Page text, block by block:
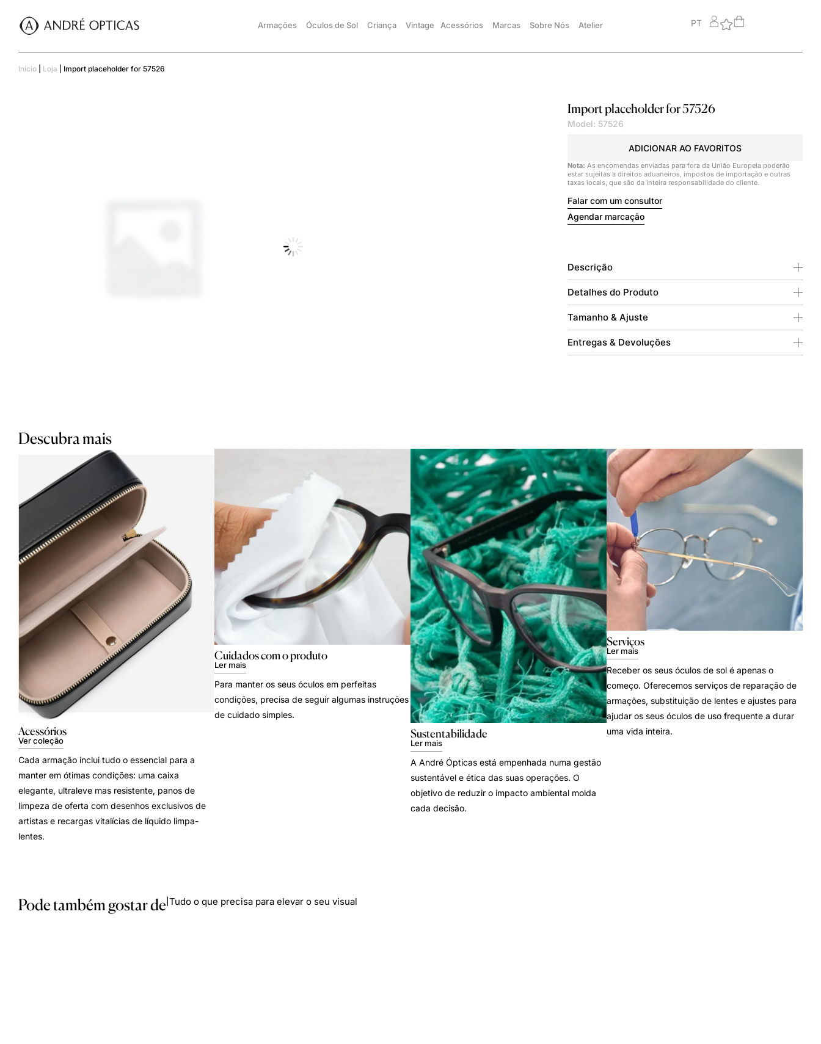
Armações Óculos de Sol Criança Vintage Acessórios Marcas Sobre Nós Atelier PT
Início Loja Import placeholder for 57526
Import placeholder for 57526
Model: 57526
ADICIONAR AO FAVORITOS
Nota: As encomendas enviadas para fora da União Europeia poderão
estar sujeitas a direitos aduaneiros, impostos de importação e outras
taxas locais, que são da inteira responsabilidade do cliente.
Falar com um consultor
Agendar marcação
Descrição
Detalhes do Produto
Tamanho & Ajuste
Entregas & Devoluções
Descubra mais
Acessórios
Ver coleção
Cada armação inclui tudo o essencial para a
manter em ótimas condições: uma caixa
elegante, ultraleve mas resistente, panos de
limpeza de oferta com desenhos exclusivos de
artistas e recargas vitalícias de líquido limpa-
lentes.
Cuidados com o produto
Ler mais
Para manter os seus óculos em perfeitas
condições, precisa de seguir algumas instruções
de cuidado simples.
Sustentabilidade
Ler mais
A André Ópticas está empenhada numa gestão
sustentável e ética das suas operações. O
objetivo de reduzir o impacto ambiental molda
cada decisão.
Serviços
Ler mais
Receber os seus óculos de sol é apenas o
começo. Oferecemos serviços de reparação de
armações, substituição de lentes e ajustes para
ajudar os seus óculos de uso frequente a durar
uma vida inteira.
Pode também gostar de Tudo o que precisa para elevar o seu visual